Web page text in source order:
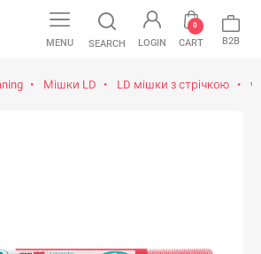
MENU SEARCH LOGIN CART
0
B2B
Мішки LD LD мішки з стрічкою